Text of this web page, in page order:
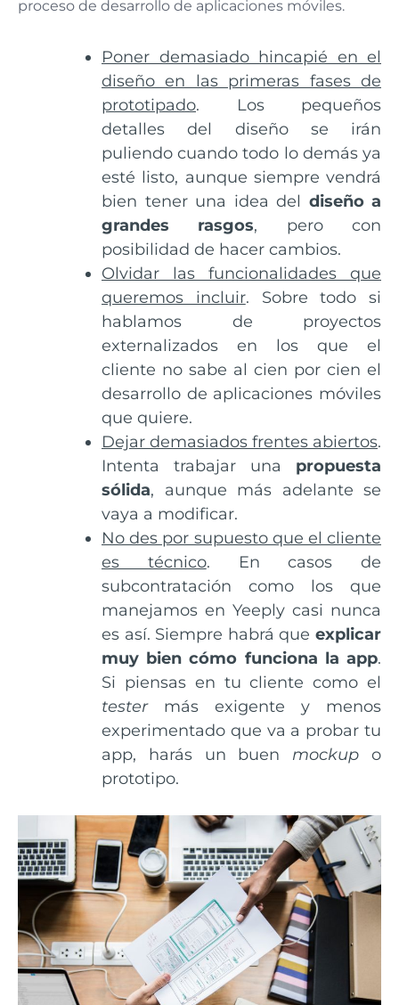
proceso de desarrollo de aplicaciones móviles.
Poner demasiado hincapié en el
diseño en las primeras fases de
prototipado. Los pequeños
detalles del diseño se irán
puliendo cuando todo lo demás ya
esté listo, aunque siempre vendrá
bien tener una idea del diseño a
grandes rasgos, pero con
posibilidad de hacer cambios.
Olvidar las funcionalidades que
queremos incluir. Sobre todo si
hablamos de proyectos
externalizados en los que el
cliente no sabe al cien por cien el
desarrollo de aplicaciones móviles
que quiere.
Dejar demasiados frentes abiertos.
Intenta trabajar una propuesta
sólida, aunque más adelante se
vaya a modificar.
No des por supuesto que el cliente
es técnico. En casos de
subcontratación como los que
manejamos en Yeeply casi nunca
es así. Siempre habrá que explicar
muy bien cómo funciona la app.
Si piensas en tu cliente como el
testermás exigente y menos
experimentado que va a probar tu
app, harás un buen mockup o
prototipo.